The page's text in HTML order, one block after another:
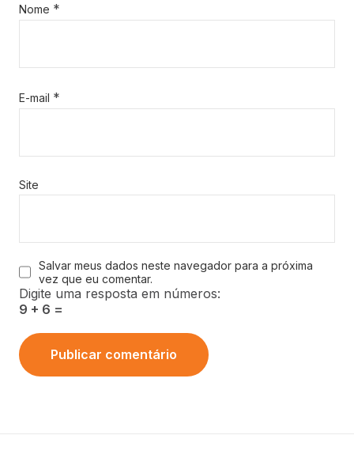
Nome *
E-mail *
Site
Salvar meus dados neste navegador para a próxima
vez que eu comentar.
Digite uma resposta em números:
9 + 6 =